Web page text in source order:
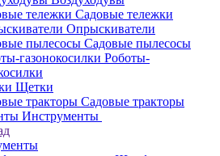
Садовые тележки
Опрыскиватели
Садовые пылесосы
Роботы-
Щетки
Садовые тракторы
Инструменты